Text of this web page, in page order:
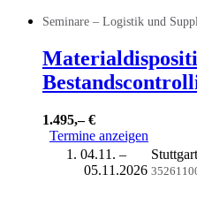
Seminare – Logistik und
1.495,– €
Termine anzeigen
04.11. –
05.11.2026
Stuttgart